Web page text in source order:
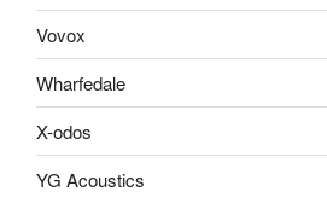
Vovox
Wharfedale
X-odos
YG Acoustics